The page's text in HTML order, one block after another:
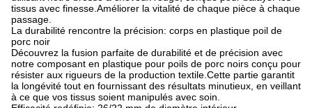
tissus avec finesse.Améliorer la vitalité de chaque pièce à chaque
passage.
La durabilité rencontre la précision: corps en plastique poil de
porc noir
Découvrez la fusion parfaite de durabilité et de précision avec
notre composant en plastique pour poils de porc noirs conçu pour
résister aux rigueurs de la production textile.Cette partie garantit
la longévité tout en fournissant des résultats minutieux, en veillant
à ce que vos tissus soient manipulés avec soin.